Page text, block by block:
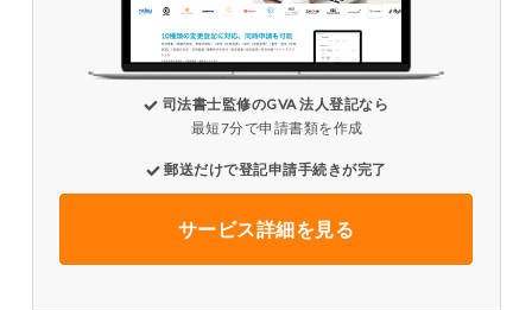
司法書士監修のGVA 法人登記なら
最短7分で申請書類を作成
郵送だけで登記申請手続きが完了
サービス詳細を見る